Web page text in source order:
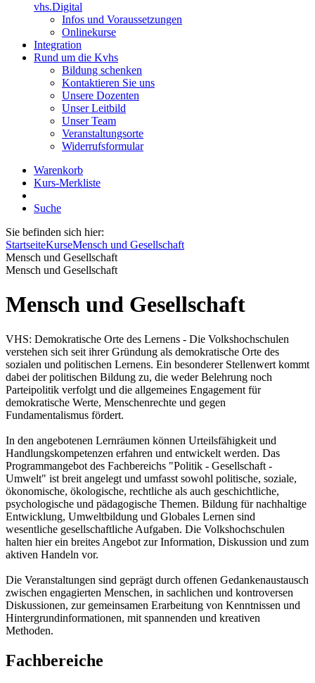
vhs.Digital
Infos und Voraussetzungen
Onlinekurse
Integration
Rund um die Kvhs
Bildung schenken
Kontaktieren Sie uns
Unsere Dozenten
Unser Leitbild
Unser Team
Veranstaltungsorte
Widerrufsformular
Warenkorb
Kurs-Merkliste
Suche
Sie befinden sich hier:
StartseiteKurseMensch und Gesellschaft
Mensch und Gesellschaft
Mensch und Gesellschaft
Mensch und Gesellschaft
VHS: Demokratische Orte des Lernens - Die Volkshochschulen
verstehen sich seit ihrer Gründung als demokratische Orte des
sozialen und politischen Lernens. Ein besonderer Stellenwert kommt
dabei der politischen Bildung zu, die weder Belehrung noch
Parteipolitik verfolgt und die allgemeines Engagement für
demokratische Werte, Menschenrechte und gegen
Fundamentalismus fördert.
In den angebotenen Lernräumen können Urteilsfähigkeit und
Handlungskompetenzen erfahren und entwickelt werden. Das
Programmangebot des Fachbereichs "Politik - Gesellschaft -
Umwelt" ist breit angelegt und umfasst sowohl politische, soziale,
ökonomische, ökologische, rechtliche als auch geschichtliche,
psychologische und pädagogische Themen. Bildung für nachhaltige
Entwicklung, Umweltbildung und Globales Lernen sind
wesentliche gesellschaftliche Aufgaben. Die Volkshochschulen
halten hier ein breites Angebot zur Information, Diskussion und zum
aktiven Handeln vor.
Die Veranstaltungen sind geprägt durch offenen Gedankenaustausch
zwischen engagierten Menschen, in sachlichen und kontroversen
Diskussionen, zur gemeinsamen Erarbeitung von Kenntnissen und
Hintergrundinformationen, mit spannenden und kreativen
Methoden.
Fachbereiche